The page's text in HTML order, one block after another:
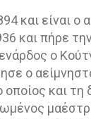
και είναι ο
και πήρε
ο
ο
και τη